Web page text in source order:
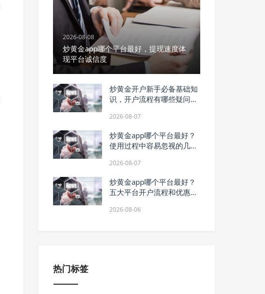
2026-08-08
炒黄金app哪个平台最好，提现速度体
现平台诚信度
炒黄金开户新手必备基础知
识，开户流程有哪些疑问一
2026-08-07
炒黄金app哪个平台最好？
使用过程中容易忽视的几点
2026-08-07
炒黄金app哪个平台最好？
五大平台开户流程和优惠横
2026-08-06
热门标签